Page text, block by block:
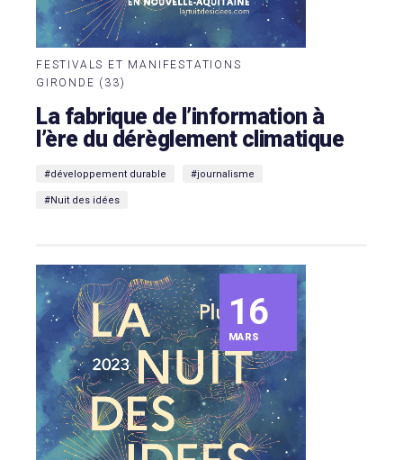
FESTIVALS ET MANIFESTATIONS
GIRONDE (33)
La fabrique de l’information à
l’ère du dérèglement climatique
#développement durable #journalisme
#Nuit des idées
16
MARS